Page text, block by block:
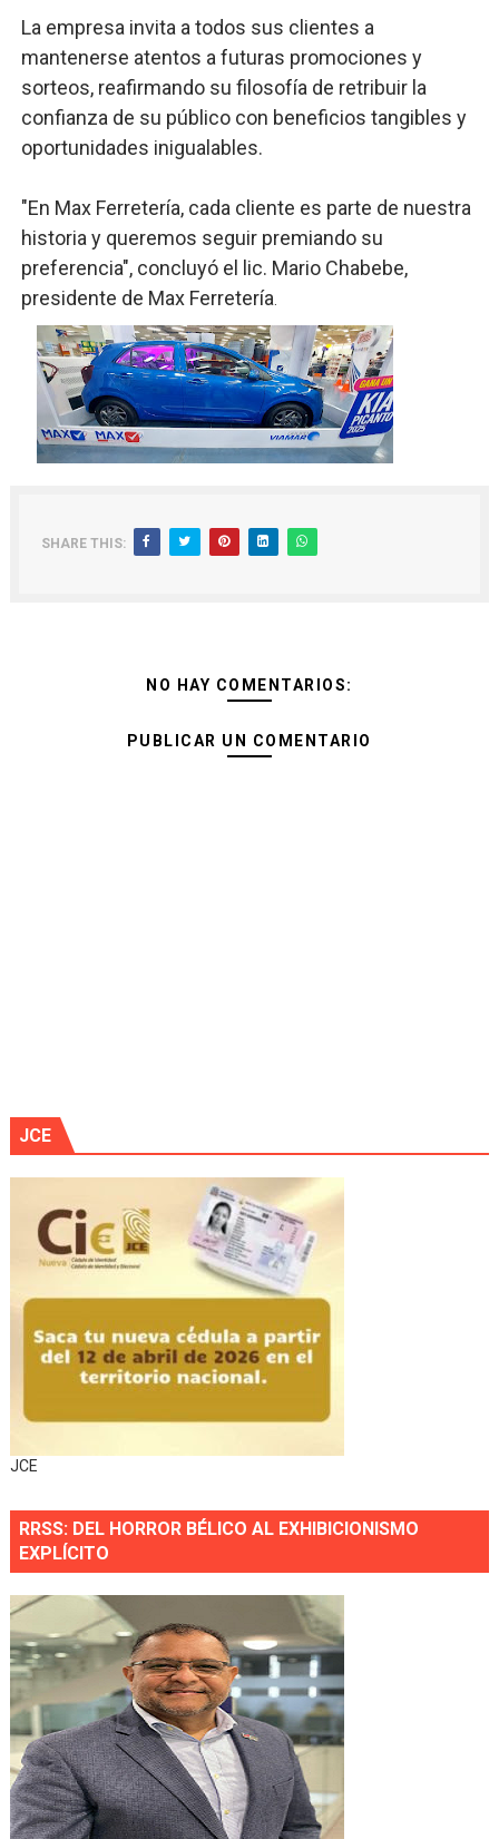
La empresa invita a todos sus clientes a
mantenerse atentos a futuras promociones y
sorteos, reafirmando su filosofía de retribuir la
confianza de su público con beneficios tangibles y
oportunidades inigualables.
"En Max Ferretería, cada cliente es parte de nuestra
historia y queremos seguir premiando su
preferencia", concluyó el lic. Mario Chabebe,
presidente de Max Ferretería
SHARE THIS:
NO HAY COMENTARIOS:
PUBLICAR UN COMENTARIO
JCE
JCE
RRSS: DEL HORROR BÉLICO AL EXHIBICIONISMO
EXPLÍCITO